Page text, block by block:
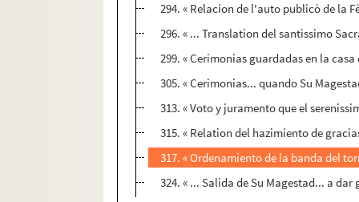
294. « Relacion de l'auto publicò de la
296. « ... Translation del santissimo
299. « Cerimonias guardadas en la
305. « Cerimonias... quando Su
313. « Voto y juramento que el
315. « Relation del hazimiento de
317. « Ordenamiento de la banda del
324. « ... Salida de Su Magestad... a